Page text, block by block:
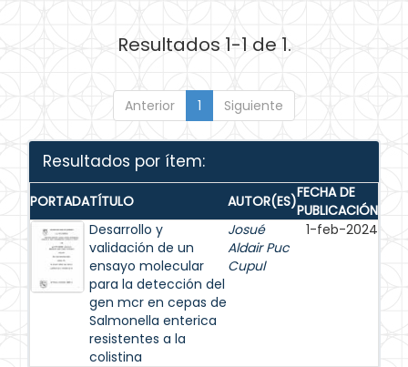
Resultados 1-1 de 1.
Anterior 1 Siguiente
Resultados por ítem:
PORTADATÍTULO AUTOR(ES)FECHA DE
PUBLICACIÓN
Desarrollo y
validación de un
ensayo molecular
para la detección del
gen mcr en cepas de
Salmonella enterica
resistentes a la
colistina
Josué
Aldair Puc
Cupul
1-feb-2024